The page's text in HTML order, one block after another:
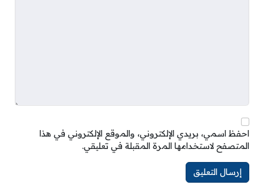
احفظ اسمي، بريدي الإلكتروني، والموقع الإلكتروني في هذا
المتصفح لاستخدامها المرة المقبلة في تعليقي.